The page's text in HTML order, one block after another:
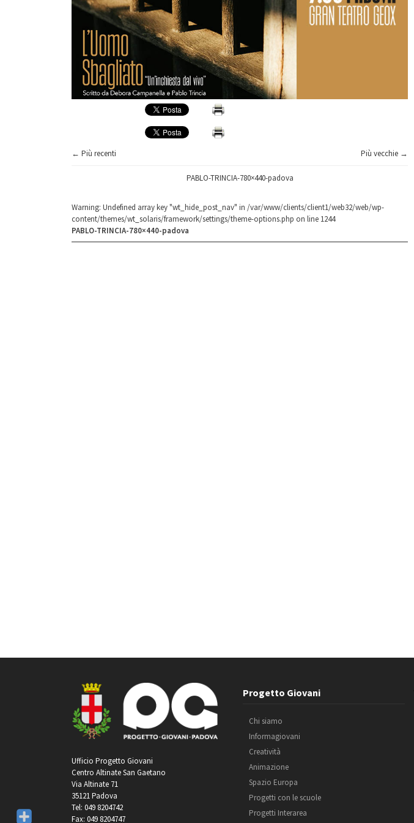
← Più recenti Più vecchie →
PABLO-TRINCIA-780×440-padova
Warning: Undefined array key "wt_hide_post_nav" in /var/www/clients/client1/web32/web/wp-
content/themes/wt_solaris/framework/settings/theme-options.php on line 1244
PABLO-TRINCIA-780×440-padova
Ufficio Progetto Giovani
Centro Altinate San Gaetano
Via Altinate 71
35121 Padova
Tel: 049 8204742
Fax: 049 8204747
Progetto Giovani
Chi siamo
Informagiovani
Creatività
Animazione
Spazio Europa
Progetti con le scuole
Progetti Interarea